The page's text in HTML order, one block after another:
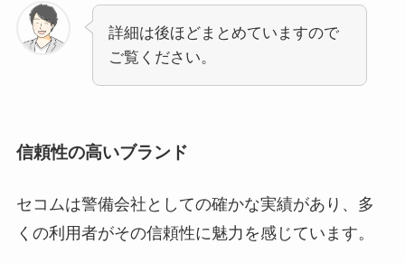
詳細は後ほどまとめていますので
ご覧ください。
信頼性の高いブランド
セコムは警備会社としての確かな実績があり、多
くの利用者がその信頼性に魅力を感じています。